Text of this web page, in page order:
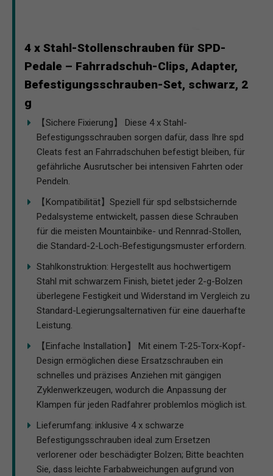
4 x Stahl-Stollenschrauben für SPD-
Pedale – Fahrradschuh-Clips, Adapter,
Befestigungsschrauben-Set, schwarz, 2
g
【Sichere Fixierung】 Diese 4 x Stahl-
Befestigungsschrauben sorgen dafür, dass Ihre spd
Cleats fest an Fahrradschuhen befestigt bleiben, für
gefährliche Ausrutscher bei intensiven Fahrten oder
Pendeln.
【Kompatibilität】Speziell für spd selbstsichernde
Pedalsysteme entwickelt, passen diese Schrauben
für die meisten Mountainbike- und Rennrad-Stollen,
die Standard-2-Loch-Befestigungsmuster erfordern.
Stahlkonstruktion: Hergestellt aus hochwertigem
Stahl mit schwarzem Finish, bietet jeder 2-g-Bolzen
überlegene Festigkeit und Widerstand im Vergleich zu
Standard-Legierungsalternativen für eine dauerhafte
Leistung.
【Einfache Installation】 Mit einem T-25-Torx-Kopf-
Design ermöglichen diese Ersatzschrauben ein
schnelles und präzises Anziehen mit gängigen
Zyklenwerkzeugen, wodurch die Anpassung der
Klampen für jeden Radfahrer problemlos möglich ist.
Lieferumfang: inklusive 4 x schwarze
Befestigungsschrauben ideal zum Ersetzen
verlorener oder beschädigter Bolzen; Bitte beachten
Sie, dass leichte Farbabweichungen aufgrund von